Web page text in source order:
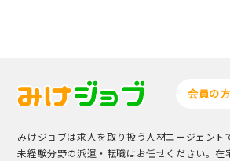
会員の
みけジョブは求人を取り扱う人材エージェント
未経験分野の派遣・転職はお任せください。在